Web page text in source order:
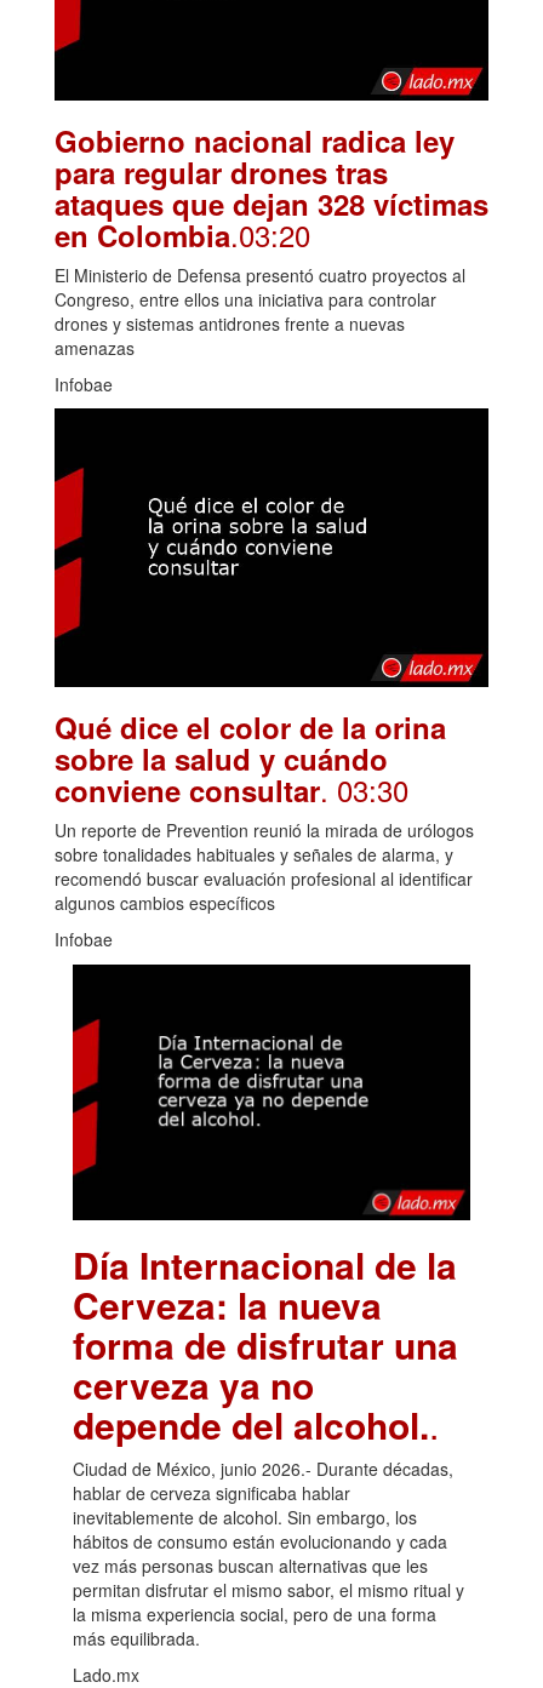
Gobierno nacional radica ley
para regular drones tras
ataques que dejan 328 víctimas
en Colombia.03:20
El Ministerio de Defensa presentó cuatro proyectos al
Congreso, entre ellos una iniciativa para controlar
drones y sistemas antidrones frente a nuevas
amenazas
Infobae
Qué dice el color de la orina
sobre la salud y cuándo
conviene consultar. 03:30
Un reporte de Prevention reunió la mirada de urólogos
sobre tonalidades habituales y señales de alarma, y
recomendó buscar evaluación profesional al identificar
algunos cambios específicos
Infobae
Día Internacional de la
Cerveza: la nueva
forma de disfrutar una
cerveza ya no
depende del alcohol..
Ciudad de México, junio 2026.- Durante décadas,
hablar de cerveza significaba hablar
inevitablemente de alcohol. Sin embargo, los
hábitos de consumo están evolucionando y cada
vez más personas buscan alternativas que les
permitan disfrutar el mismo sabor, el mismo ritual y
la misma experiencia social, pero de una forma
más equilibrada.
Lado.mx